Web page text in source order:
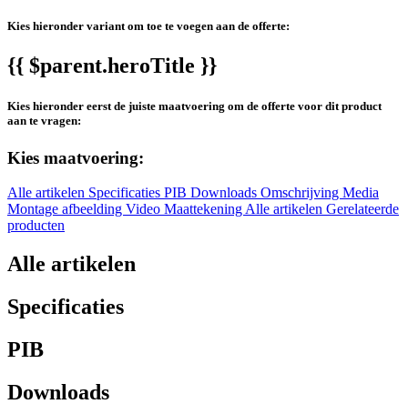
Kies hieronder variant om toe te voegen aan de offerte:
{{ $parent.heroTitle }}
Kies hieronder eerst de juiste maatvoering om de offerte voor dit product
aan te vragen:
Kies maatvoering:
Alle artikelen Specificaties PIB Downloads Omschrijving Media
Montage afbeelding Video MaattekeningAlle artikelen Gerelateerde
producten
Alle artikelen
Specificaties
PIB
Downloads